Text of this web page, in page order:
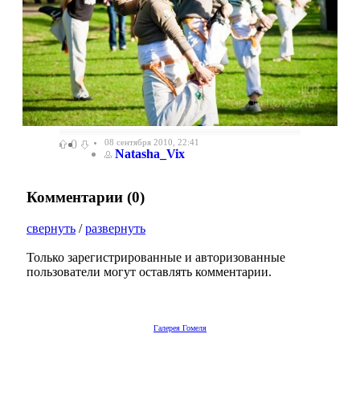
0 08 сентября 2010, 22:41
Natasha_Vix
Комментарии (0)
свернуть /развернуть
Только зарегистрированные и авторизованные
пользователи могут оставлять комментарии.
Галерея Гомеля